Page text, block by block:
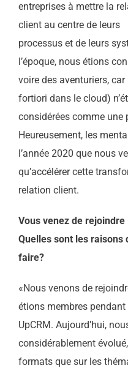
entreprises à mettre la
client au centre de leurs
processus et de leurs
l’époque, nous étions
voire des aventuriers,
fortiori dans le cloud)
considérées comme une
Heureusement, les
l’année 2020 que nous
qu’accélérer cette
relation client.
Vous venez de
Quelles sont les raisons
faire?
«Nous venons de
étions membres
UpCRM. Aujourd’hui,
considérablement
formats que sur les